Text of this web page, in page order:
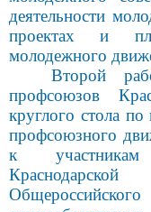
деятельности
проектах и
молодежного
Второй
профсоюзов
круглого стола
профсоюзного
к